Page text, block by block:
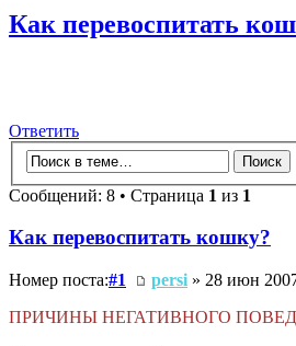
Как перевоспитать
Ответить
Сообщений: 8 • Страница 1 из 1
Как перевоспитать кошку?
Номер поста:#1 persi » 28 июн
ПРИЧИНЫ НЕГАТИВНОГО